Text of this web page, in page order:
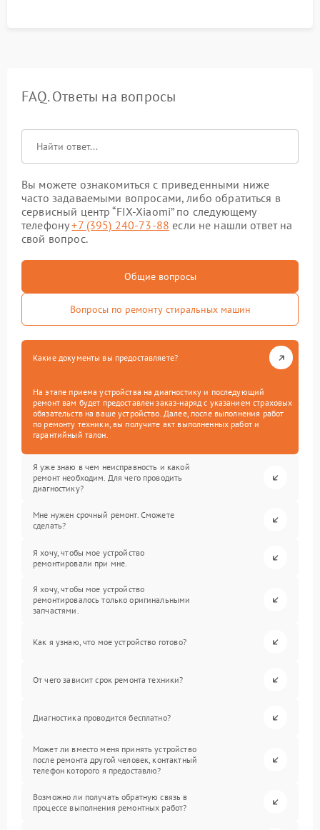
FAQ. Ответы на вопросы
Вы можете ознакомиться с приведенными ниже
часто задаваемыми вопросами, либо обратиться в
сервисный центр “FIX-Xiaomi” по следующему
телефону+7 (395) 240-73-88 если не нашли ответ на
свой вопрос.
Общие вопросы
Вопросы по ремонту стиральных машин
Какие документы вы предоставляете?
На этапе приема устройства на диагностику и последующий
ремонт вам будет предоставлен заказ-наряд с указанием страховых
обязательств на ваше устройство. Далее, после выполнения работ
по ремонту техники, вы получите акт выполненных работ и
гарантийный талон.
Я уже знаю в чем неисправность и какой
ремонт необходим. Для чего проводить
диагностику?
Мне нужен срочный ремонт. Сможете
сделать?
Я хочу, чтобы мое устройство
ремонтировали при мне.
Я хочу, чтобы мое устройство
ремонтировалось только оригинальными
запчастями.
Как я узнаю, что мое устройство готово?
От чего зависит срок ремонта техники?
Диагностика проводится бесплатно?
Может ли вместо меня принять устройство
после ремонта другой человек, контактный
телефон которого я предоставлю?
Возможно ли получать обратную связь в
процессе выполнения ремонтных работ?